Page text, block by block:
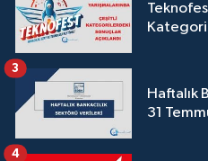
Haftalık
31
3
4